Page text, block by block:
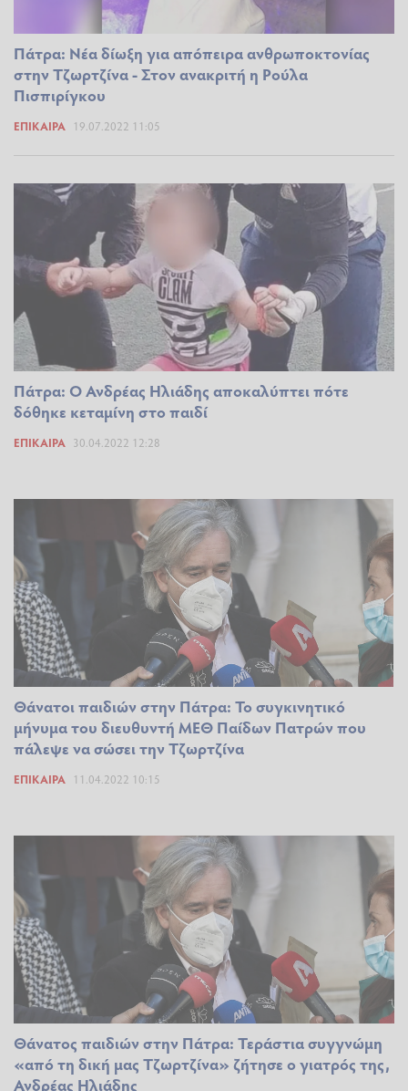
Πάτρα: Νέα δίωξη για απόπειρα ανθρωποκτονίας
στην Τζωρτζίνα - Στον ανακριτή η Ρούλα
Πισπιρίγκου
ΕΠΊΚΑΙΡΑ 19.07.2022 11:05
Πάτρα: Ο Ανδρέας Ηλιάδης αποκαλύπτει πότε
δόθηκε κεταμίνη στο παιδί
ΕΠΊΚΑΙΡΑ 30.04.2022 12:28
Θάνατοι παιδιών στην Πάτρα: To συγκινητικό
μήνυμα του διευθυντή ΜΕΘ Παίδων Πατρών που
πάλεψε να σώσει την Τζωρτζίνα
ΕΠΊΚΑΙΡΑ 11.04.2022 10:15
Θάνατος παιδιών στην Πάτρα: Τεράστια συγγνώμη
«από τη δική μας Τζωρτζίνα» ζήτησε ο γιατρός της,
Ανδρέας Ηλιάδης